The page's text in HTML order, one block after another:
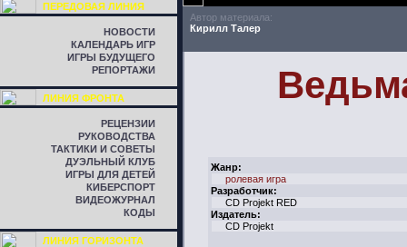
ПЕРЕДОВАЯ ЛИНИЯ
НОВОСТИ
КАЛЕНДАРЬ ИГР
ИГРЫ БУДУЩЕГО
РЕПОРТАЖИ
ЛИНИЯ ФРОНТА
РЕЦЕНЗИИ
РУКОВОДСТВА
ТАКТИКИ И СОВЕТЫ
ДУЭЛЬНЫЙ КЛУБ
ИГРЫ ДЛЯ ДЕТЕЙ
КИБЕРСПОРТ
ВИДЕОЖУРНАЛ
КОДЫ
ЛИНИЯ ГОРИЗОНТА
Автор материала:
Кирилл Талер
Жанр:
ролевая игра
Разработчик:
CD Projekt RED
Издатель:
CD Projekt